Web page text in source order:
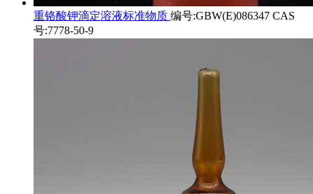
重铬酸钾滴定溶液标准物质 编号:GBW(E)086347 CAS
号:7778-50-9